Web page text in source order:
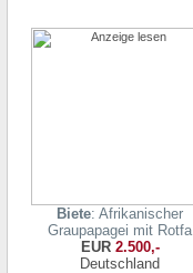
Biete: Afrikanischer
Graupapagei mit Rotfa
EUR2.500,-
Deutschland